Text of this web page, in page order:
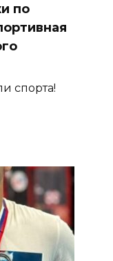
по
спорта!